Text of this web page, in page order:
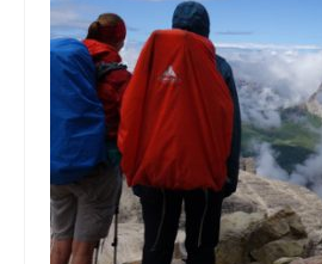
muveFAR